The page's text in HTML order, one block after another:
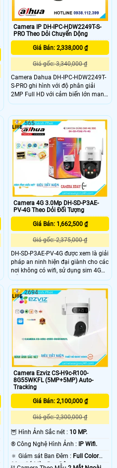
Camera IP DH-IPC-HDW2249T-S-
PRO Theo Dỏi Chuyển Dộng
Giá Bán: 2,338,000 ₫
Giá gốc: 3,340,000 ₫
Camera Dahua DH-IPC-HDW2249T-
S-PRO ghi hình với độ phân giải
2MP Full HD với cảm biến lớn mang
lại chi tiết rõ ràng tích hợp mic thu
thanh hỗ trợ hồng ngoại ánh sáng
ấm 30m cho màu sắc trung thực
ban đêm cùng AI SMD Plus giảm
báo động giả phân biệt người và xe
hiệu quả
Camera 4G 3.0Mp DH-SD-P3AE-
PV-4G Theo Dỏi Đối Tượng
Giá Bán: 1,662,500 ₫
Giá gốc: 2,375,000 ₫
DH-SD-P3AE-PV-4G được xem là giải
pháp an ninh hiện đại giành cho các
nơi không có wifi, sử dụng sim 4G
để cấp mạng, trang bị ống kính
3.0Mp cho ra hình ảnh sắc nét, khe
cắm thẻ nhớ 265G, có thể phần biệt
người và xe và các tính năng AI
khác, hỗ trợ đàm thoại 2 chiều trên
camera
565
Camera Ezviz CS-H9c-R100-
8G55WKFL (5MP+5MP) Auto-
Tracking
Giá Bán: 2,100,000 ₫
Giá gốc: 2,300,000 ₫
🦉 Hình Ảnh Sắc nét : 10 MP.
®️ Công Nghệ Hình Ảnh :
IP Wifi.
🔅 Giám sát Ban Đêm : Full Color
30m Có Màu Ban Ðêm.
2694